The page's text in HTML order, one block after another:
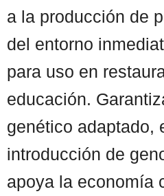
a la producción de
del entorno
para uso en
educación.
genético adaptado,
introducción de
apoya la economía